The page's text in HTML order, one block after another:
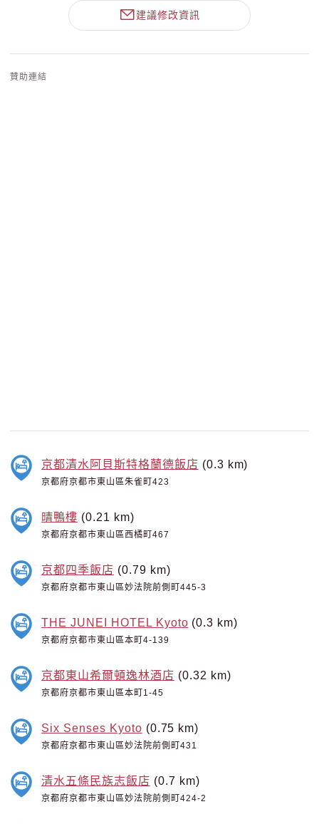
建議修改資訊
贊助連結
京都清水阿貝斯特格蘭德飯店 (0.3 km)
京都府京都市東山區朱雀町423
晴鴨樓 (0.21 km)
京都府京都市東山區西橘町467
京都四季飯店 (0.79 km)
京都府京都市東山區妙法院前側町445-3
THE JUNEI HOTEL Kyoto (0.3 km)
京都府京都市東山區本町4-139
京都東山希爾頓逸林酒店 (0.32 km)
京都府京都市東山區本町1-45
Six Senses Kyoto (0.75 km)
京都府京都市東山區妙法院前側町431
清水五條民族志飯店 (0.7 km)
京都府京都市東山區妙法院前側町424-2